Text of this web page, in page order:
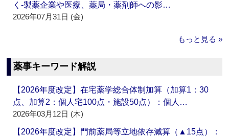
く‐製薬企業や医療、薬局・薬剤師への影…
2026年07月31日 (金)
もっと見る »
薬事キーワード解説
【2026年度改定】在宅薬学総合体制加算（加算1：30
点、加算2：個人宅100点・施設50点）：個人…
2026年03月12日 (木)
【2026年度改定】門前薬局等立地依存減算（▲15点）：